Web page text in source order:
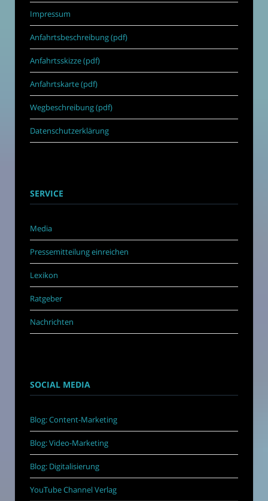
Impressum
Anfahrtsbeschreibung (pdf)
Anfahrtsskizze (pdf)
Anfahrtskarte (pdf)
Wegbeschreibung (pdf)
Datenschutzerklärung
SERVICE
Media
Pressemitteilung einreichen
Lexikon
Ratgeber
Nachrichten
SOCIAL MEDIA
Blog: Content-Marketing
Blog: Video-Marketing
Blog: Digitalisierung
YouTube Channel Verlag